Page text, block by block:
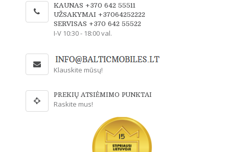
KAUNAS +370 642 55511
UŽSAKYMAI +37064252222
SERVISAS +370 642 55522
I-V 10:30 - 18:00 val.
Klauskite mūsų!
PREKIŲ ATSIĖMIMO PUNKTAI
Raskite mus!